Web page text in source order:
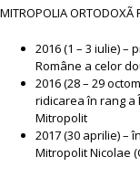
MITROPOLIA ORTODOXÃ
2016 (1 – 3 iulie)
Române a celor
2016 (28 – 29
ridicarea în rang
Mitropolit
2017 (30 aprilie) –
Mitropolit Nicolae